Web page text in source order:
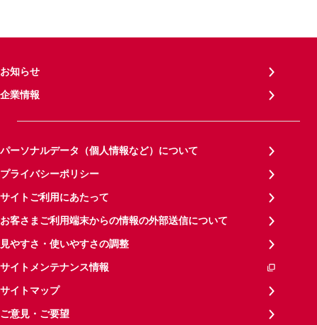
お知らせ
企業情報
パーソナルデータ（個人情報など）について
プライバシーポリシー
サイトご利用にあたって
お客さまご利用端末からの情報の外部送信について
見やすさ・使いやすさの調整
サイトメンテナンス情報
サイトマップ
ご意見・ご要望